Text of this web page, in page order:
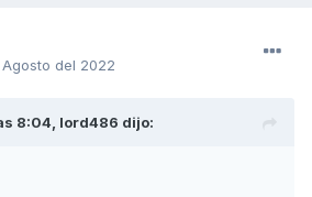
del 2022
8:04, lord486 dijo: